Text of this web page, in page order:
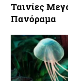
Ταινίες
Πανόραμα